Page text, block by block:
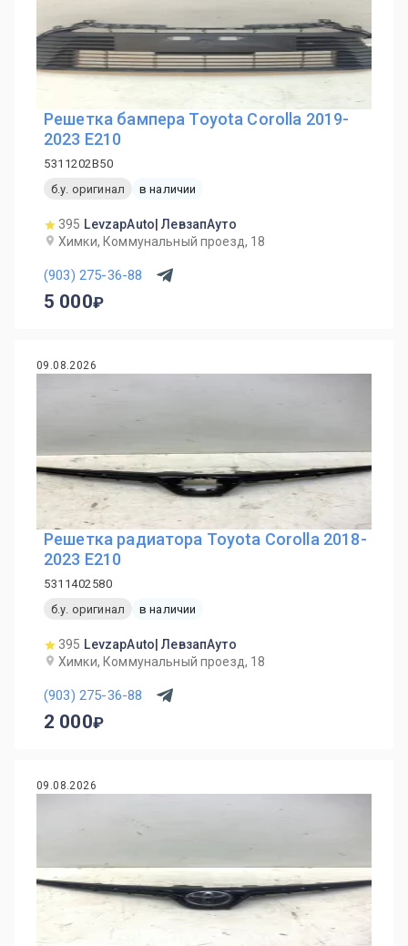
Решетка бампера Toyota Corolla 2019-
2023 E210
5311202B50
б.у. оригинал
в наличии
395 LevzapAuto| ЛевзапАуто
Химки, Коммунальный проезд, 18
(903) 275-36-88
5 000
09.08.2026
Решетка радиатора Toyota Corolla 2018-
2023 E210
5311402580
б.у. оригинал
в наличии
395 LevzapAuto| ЛевзапАуто
Химки, Коммунальный проезд, 18
(903) 275-36-88
2 000
09.08.2026